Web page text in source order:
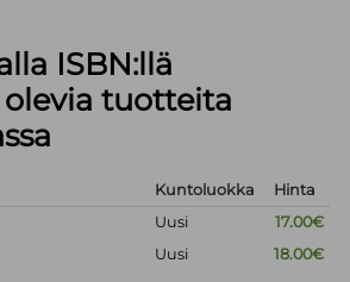
ISBN:llä
tuotteita
Kuntoluokka
Hinta
Uusi
17.00€
Uusi 18.00€